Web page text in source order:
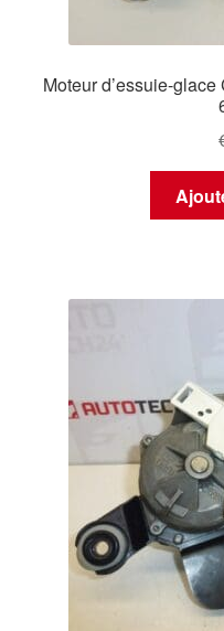
Moteur d’essuie-